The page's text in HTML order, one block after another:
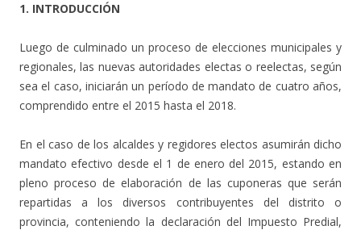
1. INTRODUCCIÓN
Luego de culminado un proceso de elecciones municipales y
regionales, las nuevas autoridades electas o reelectas, según
sea el caso, iniciarán un período de mandato de cuatro años,
comprendido entre el 2015 hasta el 2018.
En el caso de los alcaldes y regidores electos asumirán dicho
mandato efectivo desde el 1 de enero del 2015, estando en
pleno proceso de elaboración de las cuponeras que serán
repartidas a los diversos contribuyentes del distrito o
provincia, conteniendo la declaración del Impuesto Predial,